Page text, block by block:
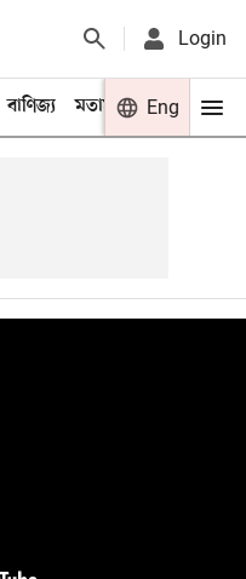
Login
বাণিজ্য মতামত খেলা
Eng